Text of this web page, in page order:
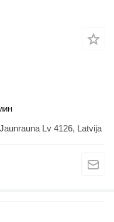
Lv 4126, Latvija